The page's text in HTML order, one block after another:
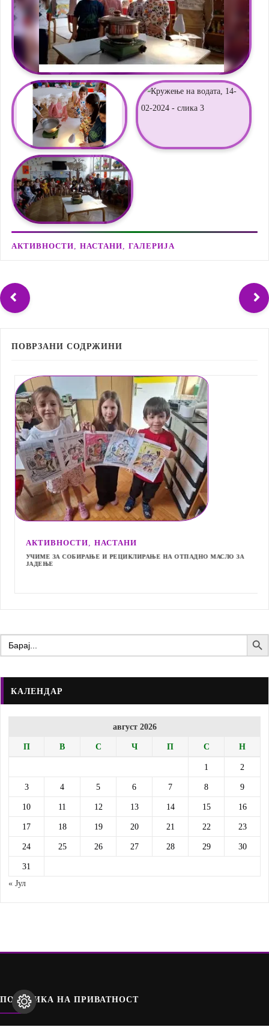
АКТИВНОСТИ НАСТАНИ ГАЛЕРИЈА
ПОВРЗАНИ СОДРЖИНИ
АКТИВНОСТИ, НАСТАНИ
УЧИМЕ ЗА СОБИРАЊЕ И РЕЦИКЛИРАЊЕ НА ОТПАДНО МАСЛО ЗА
ЈАДЕЊЕ
Search
for:
Search
КАЛЕНДАР
август 2026
П В С Ч П С Н
1 2
3 4 5 6 7 8 9
10 11 12 13 14 15 16
17 18 19 20 21 22 23
24 25 26 27 28 29 30
31
« Јул
ПОЛИТИКА НА ПРИВАТНОСТ